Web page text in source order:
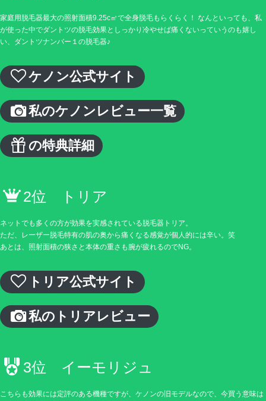
家庭用脱毛器最大の照射面積9.25c㎡で全身脱毛もらくらく！ なんといっても、私
が使った中でダントツの脱毛効果としっかり冷やせば痛くないっていうのも嬉し
い、ダントツナンバー１の脱毛器♪
ケノン公式サイト
私のケノンレビュー一覧
の特典詳細
2位 トリア
ネットでも多くの方が効果を実感されている脱毛器トリア。
ただ、レーザー脱毛特有の肌の奥から痛くなる感覚が個人的には辛い。笑
あとは、照射面積の狭さと本体の重さも腕が疲れるのでNG。
トリア公式サイト
私のトリアレビュー
3位 イーモリジュ
こちらも効果には定評のある機種ですが、ケノンの旧モデルなので、今買う意味は